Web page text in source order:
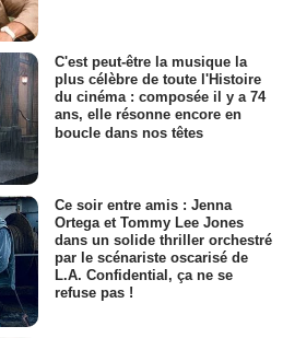
C'est peut-être la musique la
plus célèbre de toute l'Histoire
du cinéma : composée il y a 74
ans, elle résonne encore en
boucle dans nos têtes
Ce soir entre amis : Jenna
Ortega et Tommy Lee Jones
dans un solide thriller orchestré
par le scénariste oscarisé de
L.A. Confidential, ça ne se
refuse pas !